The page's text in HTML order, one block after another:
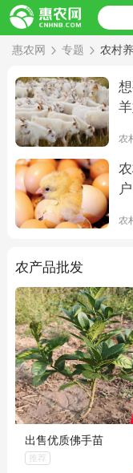
惠农网 专题 农村
农
农
农产品批发
出售优质佛手苗
推荐